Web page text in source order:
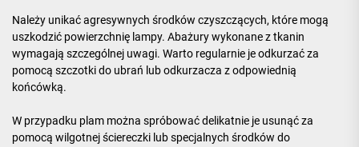
Należy unikać agresywnych środków czyszczących, które mogą
uszkodzić powierzchnię lampy. Abażury wykonane z tkanin
wymagają szczególnej uwagi. Warto regularnie je odkurzać za
pomocą szczotki do ubrań lub odkurzacza z odpowiednią
końcówką.
W przypadku plam można spróbować delikatnie je usunąć za
pomocą wilgotnej ściereczki lub specjalnych środków do